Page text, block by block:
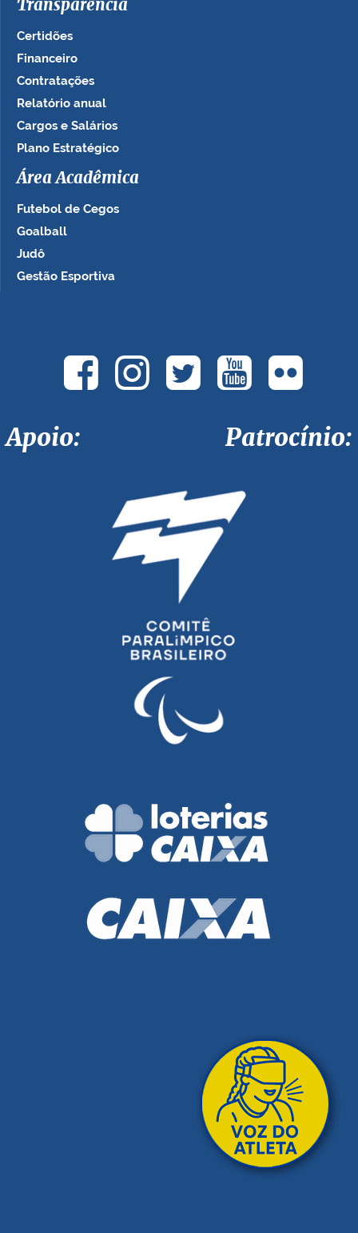
Transparência
Certidões
Financeiro
Contratações
Relatório anual
Cargos e Salários
Plano Estratégico
Área Acadêmica
Futebol de Cegos
Goalball
Judô
Gestão Esportiva
Apoio: Patrocínio: